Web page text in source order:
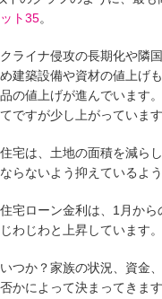
ト35。
ライナ侵攻の長期化や隣
建築設備や資材の値上げ
の値上げが進んでいます
ですが少し上がっています
宅は、土地の面積を減ら
らないよう抑えているよう
宅ローン金利は、1月から
わじわと上昇しています。
つか？家族の状況、資金
かによって決まってきま